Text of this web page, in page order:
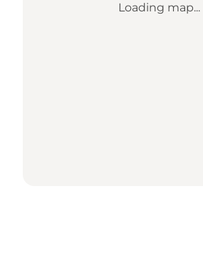
Loading map...